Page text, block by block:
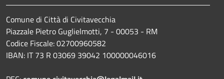
Comune di Città di Civitavecchia
Piazzale Pietro Guglielmotti, 7 - 00053 - RM
Codice Fiscale: 02700960582
IBAN: IT 73 R 03069 39042 100000046016